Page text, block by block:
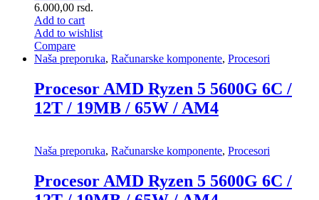
6.000,00 rsd.
Add to cart
Add to wishlist
Compare
Naša preporuka, Računarske komponente, Procesori
Procesor AMD Ryzen 5 5600G 6C /
12T / 19MB / 65W / AM4
Naša preporuka, Računarske komponente, Procesori
Procesor AMD Ryzen 5 5600G 6C /